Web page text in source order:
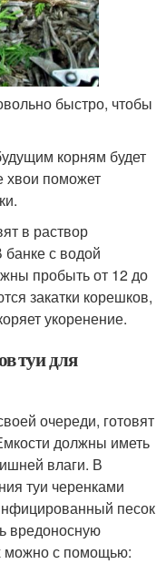
быстро, чтобы
корням будет
хвои поможет
в раствор
с водой
пробыть от 12 до
закатки корешков,
укоренение.
туи для
очереди, готовят
должны иметь
влаги. В
туи черенками
песок
вредоносную
можно с помощью: